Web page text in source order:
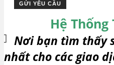
Hệ Thống
Nơi bạn tìm thấy
nhất cho các giao